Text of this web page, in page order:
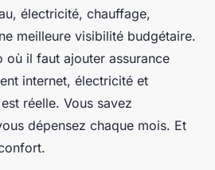
électricité, chauffage,
meilleure visibilité budgétaire.
où il faut ajouter assurance
internet, électricité et
réelle. Vous savez
dépensez chaque mois. Et